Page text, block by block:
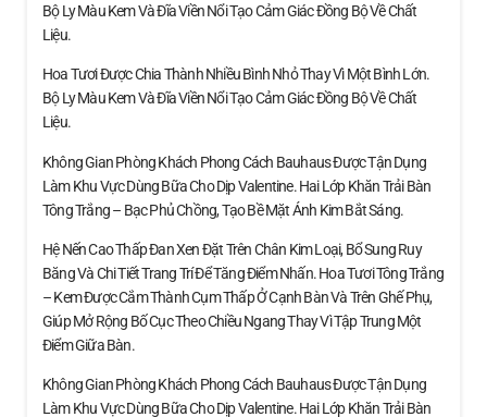
Bộ Ly Màu Kem Và Đĩa Viền Nổi Tạo Cảm Giác Đồng Bộ Về Chất
Liệu.
Hoa Tươi Được Chia Thành Nhiều Bình Nhỏ Thay Vì Một Bình Lớn.
Bộ Ly Màu Kem Và Đĩa Viền Nổi Tạo Cảm Giác Đồng Bộ Về Chất
Liệu.
Không Gian Phòng Khách Phong Cách Bauhaus Được Tận Dụng
Làm Khu Vực Dùng Bữa Cho Dịp Valentine. Hai Lớp Khăn Trải Bàn
Tông Trắng – Bạc Phủ Chồng, Tạo Bề Mặt Ánh Kim Bắt Sáng.
Hệ Nến Cao Thấp Đan Xen Đặt Trên Chân Kim Loại, Bổ Sung Ruy
Băng Và Chi Tiết Trang Trí Để Tăng Điểm Nhấn. Hoa Tươi Tông Trắng
– Kem Được Cắm Thành Cụm Thấp Ở Cạnh Bàn Và Trên Ghế Phụ,
Giúp Mở Rộng Bố Cục Theo Chiều Ngang Thay Vì Tập Trung Một
Điểm Giữa Bàn.
Không Gian Phòng Khách Phong Cách Bauhaus Được Tận Dụng
Làm Khu Vực Dùng Bữa Cho Dịp Valentine. Hai Lớp Khăn Trải Bàn